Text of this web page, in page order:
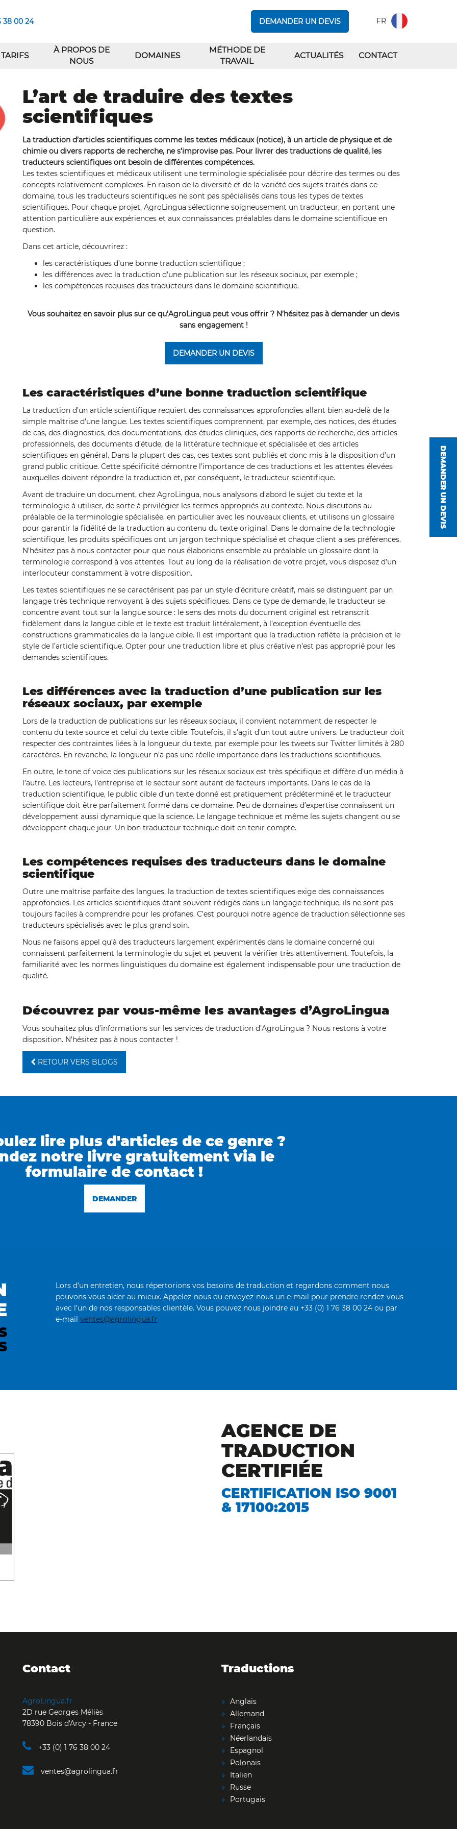
38 00 24 DEMANDER UN DEVIS FR
TARIFS
À PROPOS DE
NOUS
DOMAINES
MÉTHODE DE
TRAVAIL
ACTUALITÉS CONTACT
L’art de traduire des textes
scientifiques
La traduction d’articles scientifiques comme les textes médicaux (notice), à un article de physique et de
chimie ou divers rapports de recherche, ne s’improvise pas. Pour livrer des traductions de qualité, les
traducteurs scientifiques ont besoin de différentes compétences.
Les textes scientifiques et médicaux utilisent une terminologie spécialisée pour décrire des termes ou des
concepts relativement complexes. En raison de la diversité et de la variété des sujets traités dans ce
domaine, tous les traducteurs scientifiques ne sont pas spécialisés dans tous les types de textes
scientifiques. Pour chaque projet, AgroLingua sélectionne soigneusement un traducteur, en portant une
attention particulière aux expériences et aux connaissances préalables dans le domaine scientifique en
question.
Dans cet article, découvrirez :
les caractéristiques d’une bonne traduction scientifique ;
les différences avec la traduction d’une publication sur les réseaux sociaux, par exemple ;
les compétences requises des traducteurs dans le domaine scientifique.
Vous souhaitez en savoir plus sur ce qu’AgroLingua peut vous offrir ? N’hésitez pas à demander un devis
sans engagement !
DEMANDER UN DEVIS
Les caractéristiques d’une bonne traduction scientifique
La traduction d’un article scientifique requiert des connaissances approfondies allant bien au-delà de la
simple maîtrise d’une langue. Les textes scientifiques comprennent, par exemple, des notices, des études
de cas, des diagnostics, des documentations, des études cliniques, des rapports de recherche, des articles
professionnels, des documents d’étude, de la littérature technique et spécialisée et des articles
scientifiques en général. Dans la plupart des cas, ces textes sont publiés et donc mis à la disposition d’un
grand public critique. Cette spécificité démontre l’importance de ces traductions et les attentes élevées
auxquelles doivent répondre la traduction et, par conséquent, le traducteur scientifique.
Avant de traduire un document, chez AgroLingua, nous analysons d’abord le sujet du texte et la
terminologie à utiliser, de sorte à privilégier les termes appropriés au contexte. Nous discutons au
préalable de la terminologie spécialisée, en particulier avec les nouveaux clients, et utilisons un glossaire
pour garantir la fidélité de la traduction au contenu du texte original. Dans le domaine de la technologie
scientifique, les produits spécifiques ont un jargon technique spécialisé et chaque client a ses préférences.
N’hésitez pas à nous contacter pour que nous élaborions ensemble au préalable un glossaire dont la
terminologie correspond à vos attentes. Tout au long de la réalisation de votre projet, vous disposez d’un
interlocuteur constamment à votre disposition.
Les textes scientifiques ne se caractérisent pas par un style d’écriture créatif, mais se distinguent par un
langage très technique renvoyant à des sujets spécifiques. Dans ce type de demande, le traducteur se
concentre avant tout sur la langue source : le sens des mots du document original est retranscrit
fidèlement dans la langue cible et le texte est traduit littéralement, à l’exception éventuelle des
constructions grammaticales de la langue cible. Il est important que la traduction reflète la précision et le
style de l’article scientifique. Opter pour une traduction libre et plus créative n’est pas approprié pour les
demandes scientifiques.
Les différences avec la traduction d’une publication sur les
réseaux sociaux, par exemple
Lors de la traduction de publications sur les réseaux sociaux, il convient notamment de respecter le
contenu du texte source et celui du texte cible. Toutefois, il s’agit d’un tout autre univers. Le traducteur doit
respecter des contraintes liées à la longueur du texte, par exemple pour les tweets sur Twitter limités à 280
caractères. En revanche, la longueur n’a pas une réelle importance dans les traductions scientifiques.
En outre, le tone of voice des publications sur les réseaux sociaux est très spécifique et diffère d’un média à
l’autre. Les lecteurs, l’entreprise et le secteur sont autant de facteurs importants. Dans le cas de la
traduction scientifique, le public cible d’un texte donné est pratiquement prédéterminé et le traducteur
scientifique doit être parfaitement formé dans ce domaine. Peu de domaines d’expertise connaissent un
développement aussi dynamique que la science. Le langage technique et même les sujets changent ou se
développent chaque jour. Un bon traducteur technique doit en tenir compte.
Les compétences requises des traducteurs dans le domaine
scientifique
Outre une maîtrise parfaite des langues, la traduction de textes scientifiques exige des connaissances
approfondies. Les articles scientifiques étant souvent rédigés dans un langage technique, ils ne sont pas
toujours faciles à comprendre pour les profanes. C’est pourquoi notre agence de traduction sélectionne ses
traducteurs spécialisés avec le plus grand soin.
Nous ne faisons appel qu’à des traducteurs largement expérimentés dans le domaine concerné qui
connaissent parfaitement la terminologie du sujet et peuvent la vérifier très attentivement. Toutefois, la
familiarité avec les normes linguistiques du domaine est également indispensable pour une traduction de
qualité.
Découvrez par vous-même les avantages d’AgroLingua
Vous souhaitez plus d’informations sur les services de traduction d’AgroLingua ? Nous restons à votre
disposition. N’hésitez pas à nous contacter !
RETOUR VERS BLOGS
lire plus d'articles de ce genre ?
notre livre gratuitement via le
formulaire de contact !
DEMANDER
Lors d’un entretien, nous répertorions vos besoins de traduction et regardons comment nous
pouvons vous aider au mieux. Appelez-nous ou envoyez-nous un e-mail pour prendre rendez-vous
avec l’un de nos responsables clientèle. Vous pouvez nous joindre au +33 (0) 1 76 38 00 24 ou par
e-mail ventes@agrolingua.fr
AGENCE DE
TRADUCTION
CERTIFIÉE
CERTIFICATION ISO 9001
& 17100:2015
Contact
AgroLingua.fr
2D rue Georges Méliès
78390 Bois d'Arcy - France
+33 (0) 1 76 38 00 24
ventes@agrolingua.fr
Traductions
Anglais
Allemand
Français
Néerlandais
Espagnol
Polonais
Italien
Russe
Portugais
DEMANDER UN DEVIS